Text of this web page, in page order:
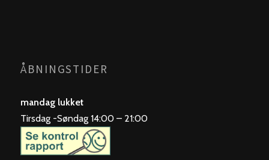
ÅBNINGSTIDER
mandag lukket
Tirsdag -Søndag 14:00 – 21:00